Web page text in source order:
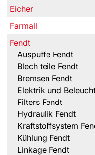
Eicher
Farmall
Fendt
Auspuffe Fendt
Blech teile Fendt
Bremsen Fendt
Elektrik und
Filters Fendt
Hydraulik Fendt
Kraftstoffsystem
Kühlung Fendt
Linkage Fendt